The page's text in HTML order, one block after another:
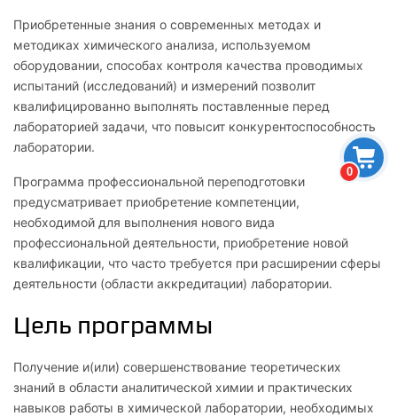
0
Приобретенные знания о современных методах и
методиках химического анализа, используемом
оборудовании, способах контроля качества проводимых
испытаний (исследований) и измерений позволит
квалифицированно выполнять поставленные перед
лабораторией задачи, что повысит конкурентоспособность
лаборатории.
Программа профессиональной переподготовки
предусматривает приобретение компетенции,
необходимой для выполнения нового вида
профессиональной деятельности, приобретение новой
квалификации, что часто требуется при расширении сферы
деятельности (области аккредитации) лаборатории.
Цель программы
Получение и(или) совершенствование теоретических
знаний в области аналитической химии и практических
навыков работы в химической лаборатории, необходимых